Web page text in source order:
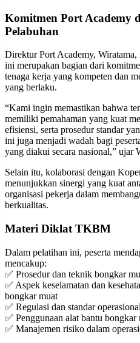
Komitmen Port Academy
Pelabuhan
Direktur Port Academy,
ini merupakan bagian dari
tenaga kerja yang kompeten dan
yang berlaku.
“Kami ingin memastikan bahwa
memiliki pemahaman yang kuat
efisiensi, serta prosedur standar
ini juga menjadi wadah bagi
yang diakui secara nasional,” ujar
Selain itu, kolaborasi dengan
menunjukkan sinergi yang kuat
organisasi pekerja dalam
berkualitas.
Materi Diklat TKBM
Dalam pelatihan ini, peserta
mencakup:
✅ Prosedur dan teknik bongkar
✅ Aspek keselamatan dan
bongkar muat
✅ Regulasi dan standar
✅ Penggunaan alat bantu bongkar
✅ Manajemen risiko dalam